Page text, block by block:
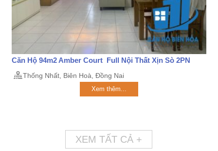
Căn Hộ 94m2 Amber Court Full Nội Thất Xịn Sò 2PN
Thống Nhất, Biên Hoà, Đồng Nai
Xem thêm...
XEM TẤT CẢ +